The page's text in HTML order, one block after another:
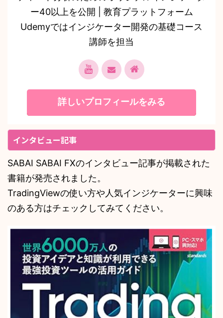
ー40以上を公開 | 教育プラットフォーム
Udemyではインジケーター開発の基礎コース
講師を担当
詳しいプロフィールをみる
インタビュー記事
SABAI SABAI FXのインタビュー記事が掲載された
書籍が発売されました。
TradingViewの使い方や人気インジケーターに興味
のある方はチェックしてみてください。